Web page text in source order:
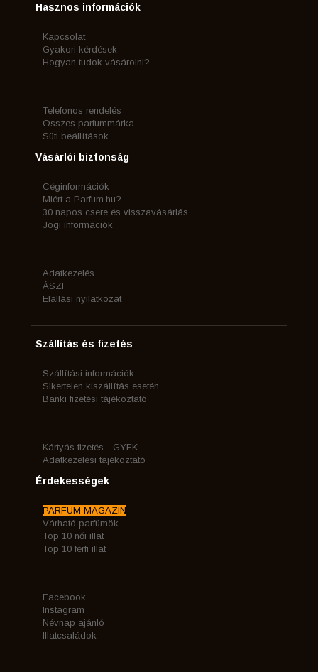
Hasznos információk
Kapcsolat
Gyakori kérdések
Hogyan tudok vásárolni?
Telefonos rendelés
Összes parfummárka
Süti beállítások
Vásárlói biztonság
Céginformációk
Miért a Parfum.hu?
30 napos csere és visszavásárlás
Jogi információk
Adatkezelés
ÁSZF
Elállási nyilatkozat
Szállítás és fizetés
Szállítási információk
Sikertelen kiszállítás esetén
Banki fizetési tájékoztató
Kártyás fizetés - GYFK
Adatkezelési tájékoztató
Érdekességek
PARFÜM MAGAZIN
Várható parfümök
Top 10 női illat
Top 10 férfi illat
Facebook
Instagram
Névnap ajánló
Illatcsaládok